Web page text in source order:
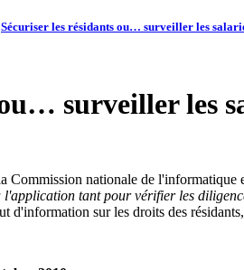
Sécuriser les résidants ou… surveiller les
surveiller les
Commission nationale de l'informatique
tant pour vérifier les
d'information sur les droits des